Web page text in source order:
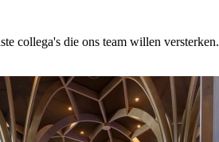
collega's die ons team willen versterken.